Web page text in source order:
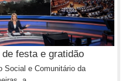
festa e gratidão
Social e Comunitário da